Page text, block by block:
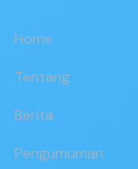
Home
Tentang
Berita
Pengumuman